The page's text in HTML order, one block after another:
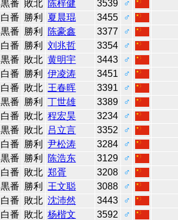
黒番 敗北 陈梓健 3539
♂
白番 勝利 夏晨琨 3455
♂
黒番 勝利 陈豪鑫 3377
♂
白番 勝利 刘兆哲 3354
♂
黒番 敗北 黄明宇 3443
♂
白番 勝利 伊凌涛 3451
♂
白番 敗北 王春晖 3391
♂
黒番 勝利 丁世雄 3389
♂
白番 敗北 程宏昊 3234
♂
黒番 敗北 吕立言 3352
♂
白番 勝利 尹松涛 3284
♂
黒番 勝利 陈浩东 3129
♂
白番 敗北 郑胥 3208
♂
黒番 勝利 王文聪 3088
♂
白番 敗北 沈沛然 3443
♂
白番 敗北 杨楷文 3592
♂